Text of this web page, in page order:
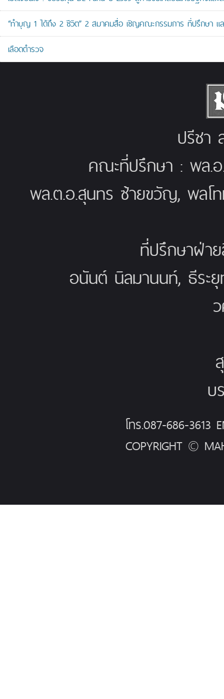
“ทำบุญ 1 ได้ถึง 2 ชีวิต” 2 สมาคมสื่อ เชิญคณะกรรมการ ที่ปรึกษา แ
เลือดตำรวจ
ปรีชา
คณะที่ปรึกษา : พล.
พล.ต.อ.สุนทร ซ้ายขวัญ, พล
ที่ปรึกษาฝ่า
อนันต์ นิลมานนท์, ธีร
บ
โทร.087-686-3613
COPYRIGHT ©